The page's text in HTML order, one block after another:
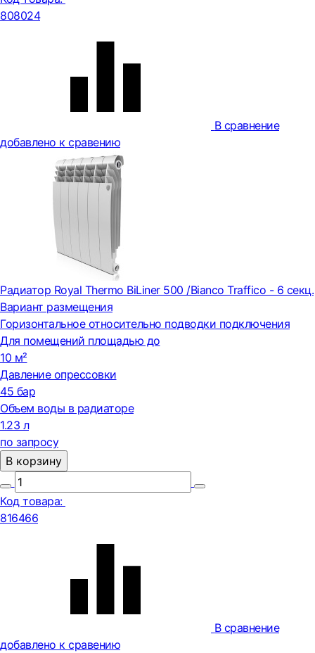
808024
В сравнение
добавлено к сравению
Радиатор Royal Thermo BiLiner 500 /Bianco Traffico - 6 секц.
Вариант размещения
Горизонтальное относительно подводки подключения
Для помещений площадью до
10 м²
Давление опрессовки
45 бар
Объем воды в радиаторе
1.23 л
по запросу
В корзину
Код товара:
816466
В сравнение
добавлено к сравению